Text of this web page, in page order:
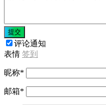
提交
评论通知
表情 签到
昵称*
邮箱*